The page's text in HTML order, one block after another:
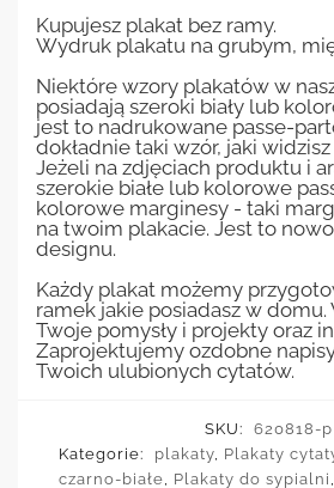
Kupujesz plakat bez ramy.
Wydruk plakatu na grubym,
Niektóre wzory plakatów w
posiadają szeroki biały lub
jest to nadrukowane passe-
dokładnie taki wzór, jaki
Jeżeli na zdjęciach produktu i
szerokie białe lub kolorowe
kolorowe marginesy - taki
na twoim plakacie. Jest to
designu.
Każdy plakat możemy
ramek jakie posiadasz w
Twoje pomysły i projekty oraz
Zaprojektujemy ozdobne
Twoich ulubionych cytatów.
SKU:
620818-p
Kategorie:
plakaty, Plakaty
czarno-białe, Plakaty do sypialni ,